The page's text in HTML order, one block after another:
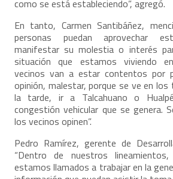
como se está estableciendo”, agregó.
En tanto, Carmen Santibáñez,
personas puedan aprovechar
manifestar su molestia o interés
situación que estamos viviendo
vecinos van a estar contentos por
opinión, malestar, porque se ve en
la tarde, ir a Talcahuano o
congestión vehicular que se genera.
los vecinos opinen”.
Pedro Ramírez, gerente de
“Dentro de nuestros lineamientos,
estamos llamados a trabajar en la